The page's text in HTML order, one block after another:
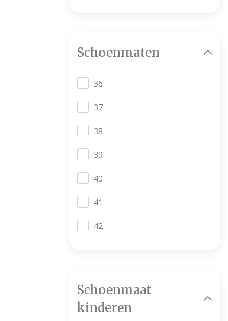
Schoenmaten
36
37
38
39
40
41
42
Schoenmaat
kinderen